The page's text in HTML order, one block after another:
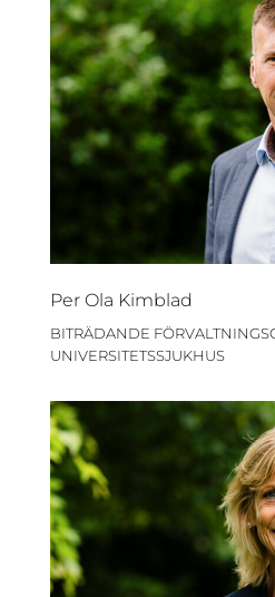
Per Ola Kimblad
BITRÄDANDE
UNIVERSITETSSJUKHUS